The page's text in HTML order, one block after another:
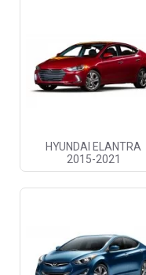
HYUNDAI ELANTRA
2015-2021